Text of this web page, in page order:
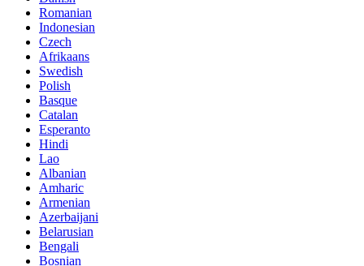
Romanian
Indonesian
Czech
Afrikaans
Swedish
Polish
Basque
Catalan
Esperanto
Hindi
Lao
Albanian
Amharic
Armenian
Azerbaijani
Belarusian
Bengali
Bosnian